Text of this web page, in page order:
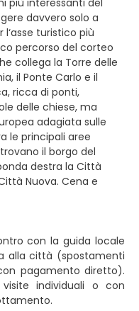
davvero solo a
turistico più
percorso del corteo
collega la Torre delle
il Ponte Carlo e il
ricca di ponti,
delle chiese, ma
adagiata sulle
le principali aree
il borgo del
destra la Città
Nuova. Cena e
con la guida locale
alla città (spostamenti
pagamento diretto).
individuali o con